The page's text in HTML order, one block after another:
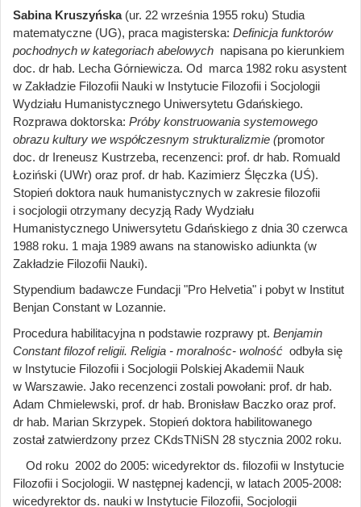
Sabina Kruszyńska(ur. 22 września 1955 roku) Studia
matematyczne (UG), praca magisterska: Definicja funktorów
pochodnych w kategoriach abelowych napisana po kierunkiem
doc. dr hab. Lecha Górniewicza. Od marca 1982 roku asystent
w Zakładzie Filozofii Nauki w Instytucie Filozofii i Socjologii
Wydziału Humanistycznego Uniwersytetu Gdańskiego.
Rozprawa doktorska: Próby konstruowania systemowego
obrazu kultury we współczesnym strukturalizmie (promotor
doc. dr Ireneusz Kustrzeba, recenzenci: prof. dr hab. Romuald
Łoziński (UWr) oraz prof. dr hab. Kazimierz Ślęczka (UŚ).
Stopień doktora nauk humanistycznych w zakresie filozofii
i socjologii otrzymany decyzją Rady Wydziału
Humanistycznego Uniwersytetu Gdańskiego z dnia 30 czerwca
1988 roku. 1 maja 1989 awans na stanowisko adiunkta (w
Zakładzie Filozofii Nauki).
Stypendium badawcze Fundacji "Pro Helvetia" i pobyt w Institut
Benjan Constant w Lozannie.
Procedura habilitacyjna n podstawie rozprawy pt. Benjamin
Constant filozof religii. Religia - moralnośc- wolność odbyła się
w Instytucie Filozofii i Socjologii Polskiej Akademii Nauk
w Warszawie. Jako recenzenci zostali powołani: prof. dr hab.
Adam Chmielewski, prof. dr hab. Bronisław Baczko oraz prof.
dr hab. Marian Skrzypek. Stopień doktora habilitowanego
został zatwierdzony przez CKdsTNiSN 28 stycznia 2002 roku.
Od roku 2002 do 2005: wicedyrektor ds. filozofii w Instytucie
Filozofii i Socjologii. W następnej kadencji, w latach 2005-2008:
wicedyrektor ds. nauki w Instytucie Filozofii, Socjologii